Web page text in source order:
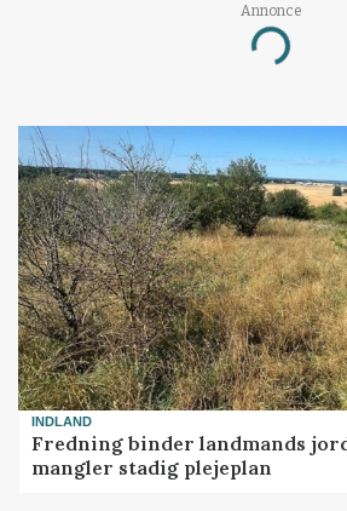
Annonce
Loading...
INDLAND
Fredning binder landmands
mangler stadig plejeplan